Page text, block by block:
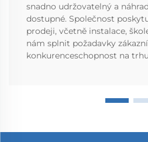
snadno udržovatelný a
dostupné. Společnost
prodeji, včetně instalace,
nám splnit požadavky
konkurenceschopnost na